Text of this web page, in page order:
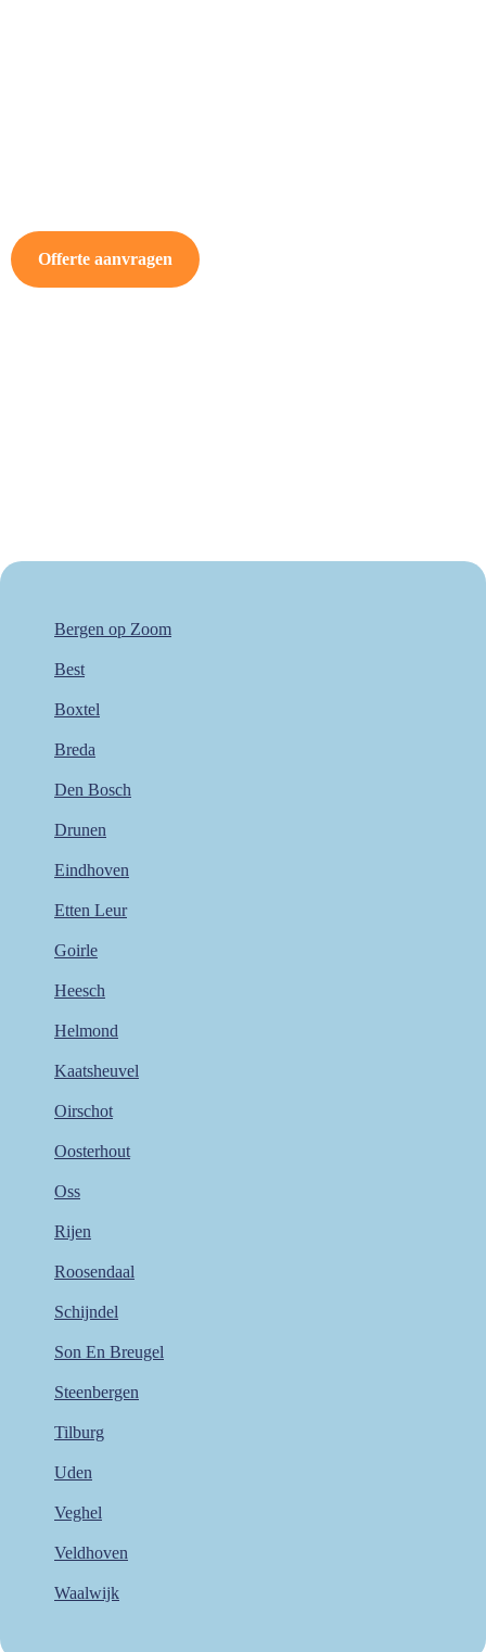
Offerte aanvragen
Bergen op Zoom
Best
Boxtel
Breda
Den Bosch
Drunen
Eindhoven
Etten Leur
Goirle
Heesch
Helmond
Kaatsheuvel
Oirschot
Oosterhout
Oss
Rijen
Roosendaal
Schijndel
Son En Breugel
Steenbergen
Tilburg
Uden
Veghel
Veldhoven
Waalwijk